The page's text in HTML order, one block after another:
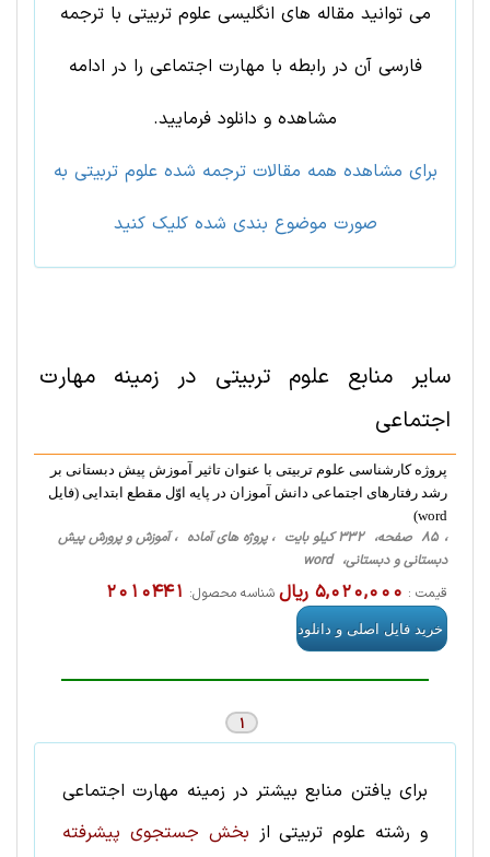
می توانید مقاله های انگلیسی علوم تربيتی با ترجمه
فارسی آن در رابطه با مهارت اجتماعی را در ادامه
مشاهده و دانلود فرمایید.
برای مشاهده همه مقالات ترجمه شده علوم تربيتی به
صورت موضوع بندی شده کلیک کنید
سایر منابع علوم تربيتی در زمینه مهارت
اجتماعی
پروژه کارشناسی علوم تربیتی با عنوان تاثیر آموزش پیش دبستانی بر
رشد رفتارهای اجتماعی دانش آموزان در پایه اوّل مقطع ابتدایی (فایل
word)
، 85 صفحه، 332 کیلو بایت ، پروژه های آماده ، آموزش و پرورش پیش
دبستانی و دبستانی، word
قیمت : 5,020,000 ریال شناسه محصول: 2010441
1
برای یافتن منابع بیشتر در زمینه مهارت اجتماعی
و رشته علوم تربيتیاز بخش جستجوی پیشرفته